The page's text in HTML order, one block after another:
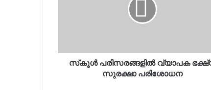
സ്‌കൂള്‍ പരിസരങ്ങളില്‍ വ്യാപക
സുരക്ഷാ പരിശോധന